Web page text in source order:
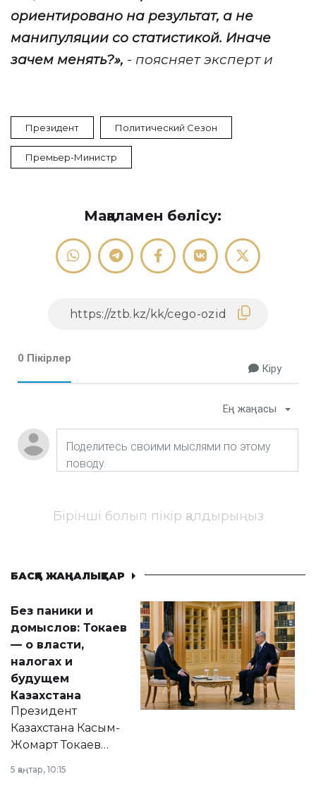
ориентировано на результат, а не
манипуляции со статистикой. Иначе
зачем менять?», - поясняет эксперт и
Президент Политический Сезон
Премьер-Министр
Мақаламен бөлісу:
0 Пікірлер
Кіру
Ең жаңасы
Бірінші болып пікір қалдырыңыз
БАСҚА ЖАҢАЛЫҚТАР
Без паники и
домыслов: Токаев
— о власти,
налогах и
будущем
Казахстана
Президент
Казахстана Касым-
Жомарт Токаев
сразу несколько
5 қаңтар, 10:15